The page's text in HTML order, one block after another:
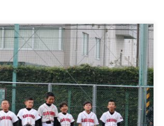
です。 チーム一丸となり、一生